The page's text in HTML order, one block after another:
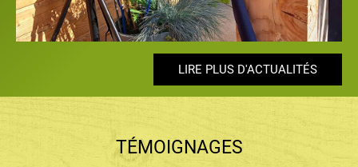
LIRE PLUS D'ACTUALITÉS
LIRE PLUS D'ACTUALITÉS
LIRE PLUS D'ACTUALITÉS
LIRE PLUS D'ACTUALITÉS
LIRE PLUS D'ACTUALITÉS
TÉMOIGNAGES